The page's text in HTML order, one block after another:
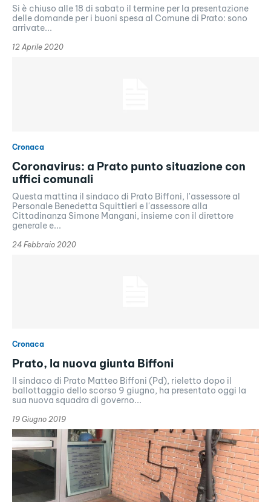
Si è chiuso alle 18 di sabato il termine per la presentazione
delle domande per i buoni spesa al Comune di Prato: sono
arrivate...
12 Aprile 2020
Cronaca
Coronavirus: a Prato punto situazione con
uffici comunali
Questa mattina il sindaco di Prato Biffoni, l'assessore al
Personale Benedetta Squittieri e l'assessore alla
Cittadinanza Simone Mangani, insieme con il direttore
generale e...
24 Febbraio 2020
Cronaca
Prato, la nuova giunta Biffoni
Il sindaco di Prato Matteo Biffoni (Pd), rieletto dopo il
ballottaggio dello scorso 9 giugno, ha presentato oggi la
sua nuova squadra di governo...
19 Giugno 2019